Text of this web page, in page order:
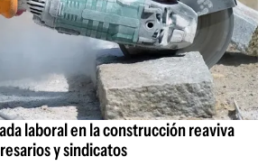
laboral en la construcción reaviva
y sindicatos